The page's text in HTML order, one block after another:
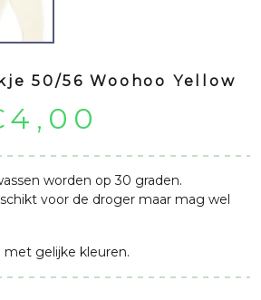
50/56 Woohoo Yellow
4,00
prijs
is:
€4,00.
worden op 30 graden.
voor de droger maar mag wel
gelijke kleuren.